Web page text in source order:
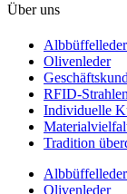
Über uns
Albbüffelleder
Olivenleder
RFID-
Individuelle
Tradition
Albbüffelleder
Olivenleder